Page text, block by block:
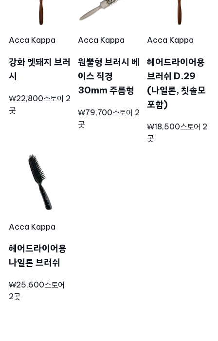
Acca Kappa
강화 멧돼지 브러
시
₩22,800스토어 2
곳
Acca Kappa
원뿔형 브러시 베
이스 직경
30mm 주름형
₩79,700스토어 2
곳
Acca Kappa
헤어드라이어용
브러쉬 D.29
(나일론, 칫솔모
포함)
₩18,500스토어 2
곳
Acca Kappa
헤어드라이어용
나일론 브러쉬
₩25,600스토어
2곳